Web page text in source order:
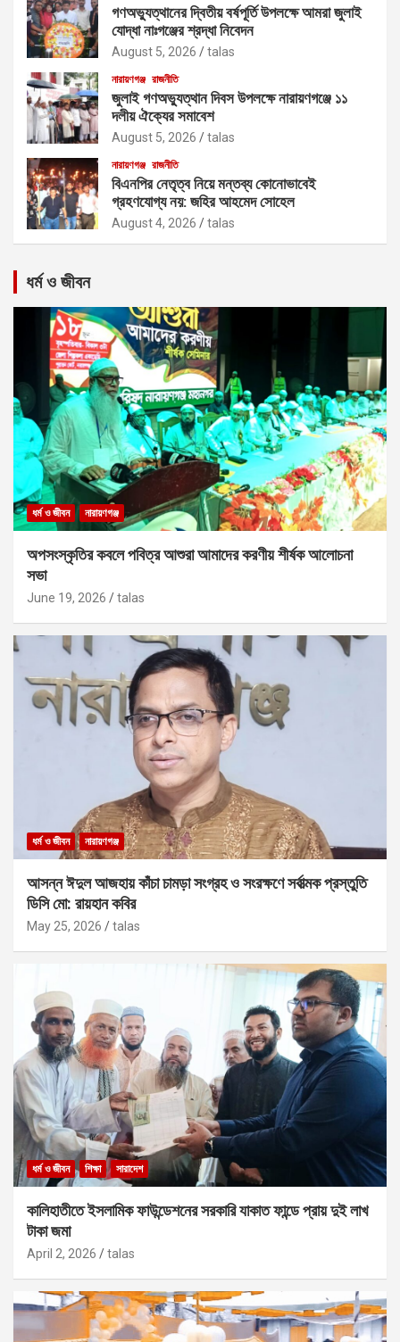
গণঅভ্যুত্থানের দ্বিতীয় বর্ষপূর্তি উপলক্ষে আমরা জুলাই
যোদ্ধা নাঃগঞ্জের শ্রদ্ধা নিবেদন
August 5, 2026 talas
নারায়ণগঞ্জ রাজনীতি
জুলাই গণঅভ্যুত্থান দিবস উপলক্ষে নারায়ণগঞ্জে ১১
দলীয় ঐক্যের সমাবেশ
August 5, 2026 talas
নারায়ণগঞ্জ রাজনীতি
বিএনপির নেতৃত্ব নিয়ে মন্তব্য কোনোভাবেই
গ্রহণযোগ্য নয়: জহির আহমেদ সোহেল
August 4, 2026 talas
ধর্ম ও জীবন
ধর্ম ও জীবন নারায়ণগঞ্জ
অপসংস্কৃতির কবলে পবিত্র আশুরা আমাদের করণীয় শীর্ষক আলোচনা
সভা
June 19, 2026 talas
ধর্ম ও জীবন নারায়ণগঞ্জ
আসন্ন ঈদুল আজহায় কাঁচা চামড়া সংগ্রহ ও সংরক্ষণে সর্বাত্মক প্রস্তুতি
ডিসি মো: রায়হান কবির
May 25, 2026 talas
ধর্ম ও জীবন শিক্ষা সারাদেশ
কালিহাতীতে ইসলামিক ফাউন্ডেশনের সরকারি যাকাত ফান্ডে প্রায় দুই লাখ
টাকা জমা
April 2, 2026 talas